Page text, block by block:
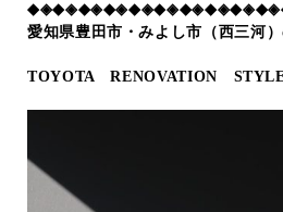
愛知県豊田市・みよし市（西三河
TOYOTA RENOVATION